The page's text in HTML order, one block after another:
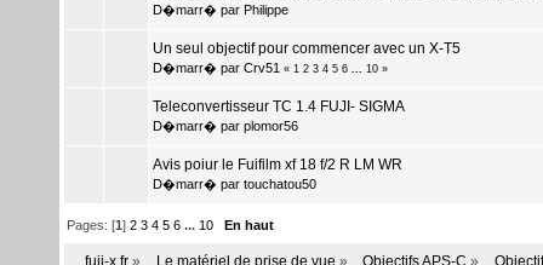
D�marr� par Philippe
Un seul objectif pour commencer avec un X-T5
D�marr� par Crv51 « 1 2 3 4 5 6 10 »
Teleconvertisseur TC 1.4 FUJI- SIGMA
D�marr� par plomor56
Avis poiur le Fuifilm xf 18 f/2 R LM WR
D�marr� par touchatou50
Pages: [1]2 3 4 5 6 ... 10 En haut
fuji-x.fr » Le matériel de prise de vue » Objectifs APS-C »